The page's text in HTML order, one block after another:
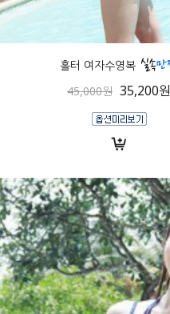
홀터 여자수영복
45,000원 35,200원